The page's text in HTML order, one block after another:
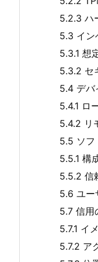
5.2.3 ハ
5.3 イン
5.3.1 想
5.3.2 セ
5.4 デバ
5.4.1 ロ
5.4.2 リ
5.5 ソフ
5.5.1 構
5.5.2 信
5.6 ユー
5.7 信用
5.7.1 イ
5.7.2 ア